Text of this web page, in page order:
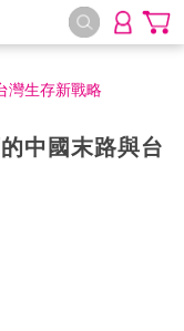
灣生存新戰略
中國末路與台